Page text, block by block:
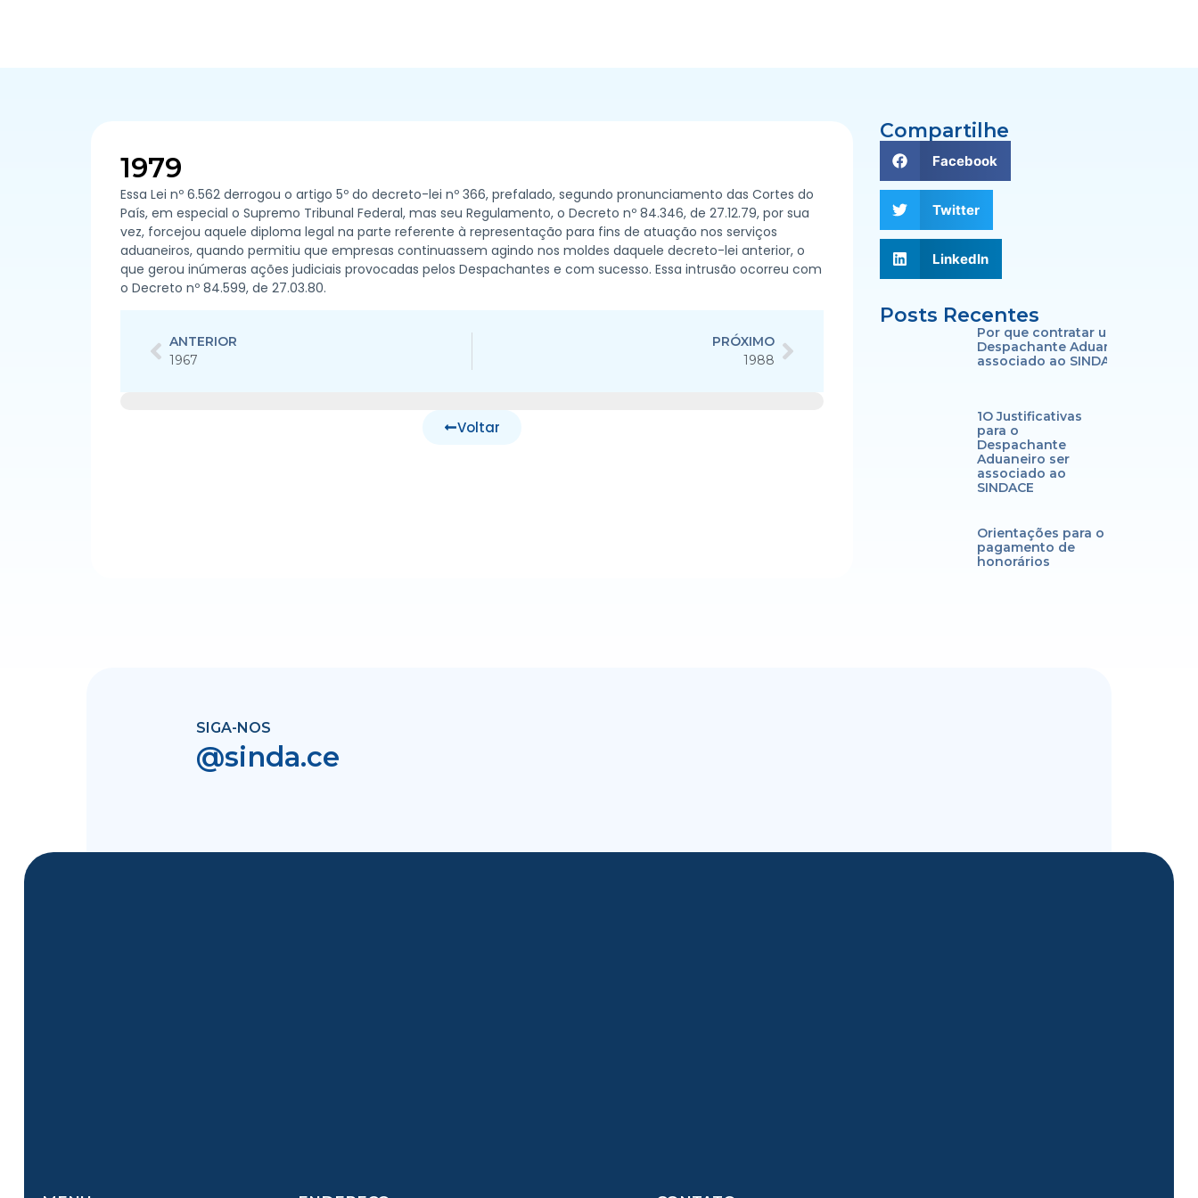
1979
Essa Lei nº 6.562 derrogou o artigo 5º do decreto-lei nº 366, prefalado, segundo pronunciamento das Cortes do
País, em especial o Supremo Tribunal Federal, mas seu Regulamento, o Decreto nº 84.346, de 27.12.79, por sua
vez, forcejou aquele diploma legal na parte referente à representação para fins de atuação nos serviços
aduaneiros, quando permitiu que empresas continuassem agindo nos moldes daquele decreto-lei anterior, o
que gerou inúmeras ações judiciais provocadas pelos Despachantes e com sucesso. Essa intrusão ocorreu com
o Decreto nº 84.599, de 27.03.80.
ANTERIOR
1967
PRÓXIMO
1988
Voltar
Compartilhe
Facebook
Twitter
LinkedIn
Posts Recentes
Por que contratar um
Despachante Aduaneiro
associado ao SINDACE?
1O Justificativas
para o
Despachante
Aduaneiro ser
associado ao
SINDACE
Orientações para o
pagamento de
honorários
SIGA-NOS
@sinda.ce